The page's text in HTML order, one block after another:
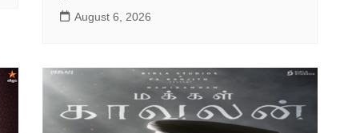
August 6, 2026